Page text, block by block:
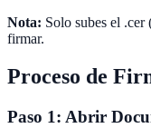
Nota: Solo subes el
firmar.
Proceso de
Paso 1: Abrir